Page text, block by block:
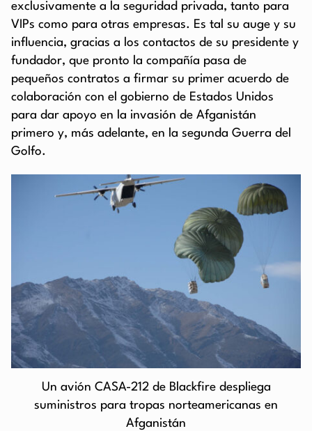
exclusivamente a la seguridad privada, tanto para
VIPs como para otras empresas. Es tal su auge y su
influencia, gracias a los contactos de su presidente y
fundador, que pronto la compañía pasa de
pequeños contratos a firmar su primer acuerdo de
colaboración con el gobierno de Estados Unidos
para dar apoyo en la invasión de Afganistán
primero y, más adelante, en la segunda Guerra del
Golfo.
Un avión CASA-212 de Blackfire despliega
suministros para tropas norteamericanas en
Afganistán